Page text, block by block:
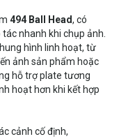
494 Ball Head, có
nhanh khi chụp ảnh.
hình linh hoạt, từ
ảnh sản phẩm hoặc
hỗ trợ plate tương
hoạt hơn khi kết hợp
cảnh cố định,